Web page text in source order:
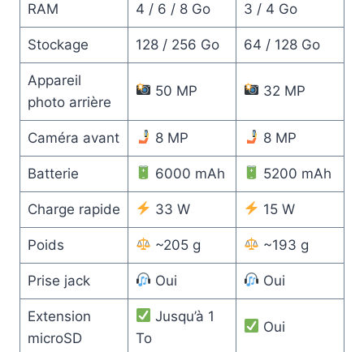
RAM 4 / 6 / 8 Go 3 / 4 Go
Stockage 128 / 256 Go 64 / 128 Go
Appareil
photo arrière
50 MP 32 MP
Caméra avant 8 MP 8 MP
Batterie 6000 mAh 5200 mAh
Charge rapide 33 W 15 W
Poids ~205 g ~193 g
Prise jack Oui Oui
Extension
microSD
Jusqu’à 1
To
Oui